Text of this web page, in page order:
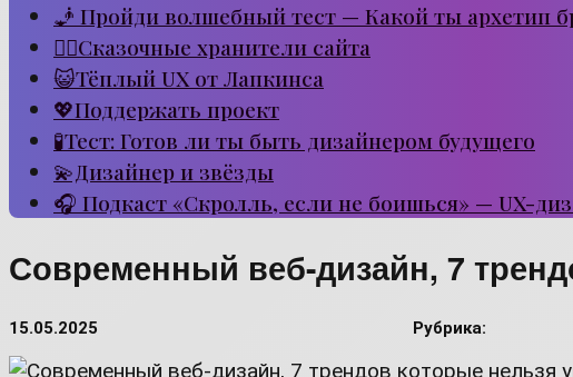
🧞 Пройди волшебный тест — Какой ты архетип
🧙‍♂️Сказочные хранители сайта
😺Тёплый UX от Лапкинса
💖Поддержать проект
🧪Тест: Готов ли ты быть дизайнером будущего
💫Дизайнер и звёзды
🎧 Подкаст «Скролль, если не боишься» — UX-
Современный веб-дизайн, 7
15.05.2025 Рубрика: